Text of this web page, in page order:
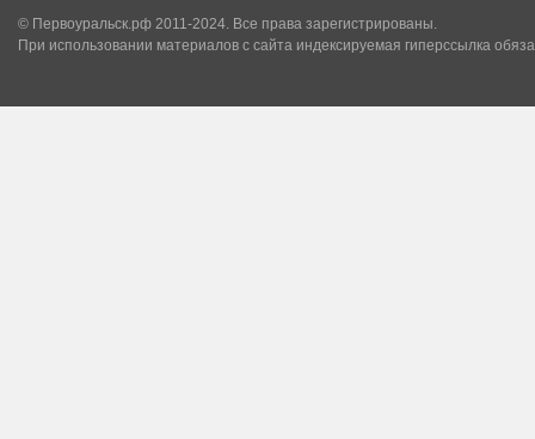
© Первоуральск.рф 2011-2024. Все права зарегистрированы.
При использовании материалов с сайта индексируемая гиперссылка